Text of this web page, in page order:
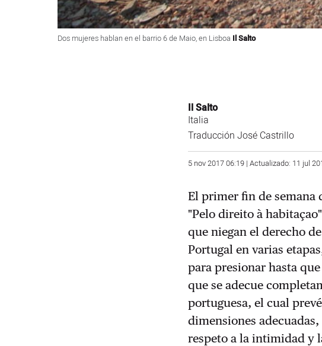
Dos mujeres hablan en el barrio 6 de Maio, en Lisboa Il Salto
Il Salto
Italia
Traducción José Castrillo
5 nov 2017 06:19 | Actualizado: 11 jul
El primer fin de semana
"Pelo direito à
que niegan el derecho
Portugal en varias
para presionar hasta
que se adecue
portuguesa, el cual
dimensiones
respeto a la intimidad y